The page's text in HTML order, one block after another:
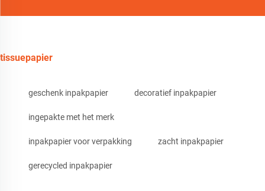
tissuepapier
geschenk inpakpapier decoratief inpakpapier
ingepakte met het merk
inpakpapier voor verpakking zacht inpakpapier
gerecycled inpakpapier